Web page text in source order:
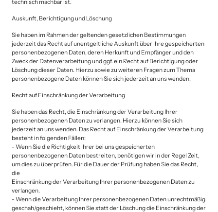
technisch machbar ist.
Auskunft, Berichtigung und Löschung
Sie haben im Rahmen der geltenden gesetzlichen Bestimmungen
jederzeit das Recht auf unentgeltliche Auskunft über Ihre gespeicherten
personenbezogenen Daten, deren Herkunft und Empfänger und den
Zweck der Datenverarbeitung und ggf. ein Recht auf Berichtigung oder
Löschung dieser Daten. Hierzu sowie zu weiteren Fragen zum Thema
personenbezogene Daten können Sie sich jederzeit an uns wenden.
Recht auf Einschränkung der Verarbeitung
Sie haben das Recht, die Einschränkung der Verarbeitung Ihrer
personenbezogenen Daten zu verlangen. Hierzu können Sie sich
jederzeit an uns wenden. Das Recht auf Einschränkung der Verarbeitung
besteht in folgenden Fällen:
- Wenn Sie die Richtigkeit Ihrer bei uns gespeicherten
personenbezogenen Daten bestreiten, benötigen wir in der Regel Zeit,
um dies zu überprüfen. Für die Dauer der Prüfung haben Sie das Recht,
die
Einschränkung der Verarbeitung Ihrer personenbezogenen Daten zu
verlangen.
- Wenn die Verarbeitung Ihrer personenbezogenen Daten unrechtmäßig
geschah/geschieht, können Sie statt der Löschung die Einschränkung der